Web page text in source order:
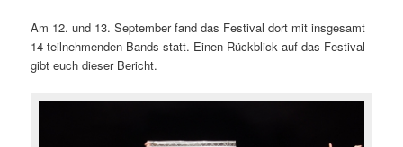
Am 12. und 13. September fand das Festival dort mit insgesamt
14 teilnehmenden Bands statt. Einen Rückblick auf das Festival
gibt euch dieser Bericht.